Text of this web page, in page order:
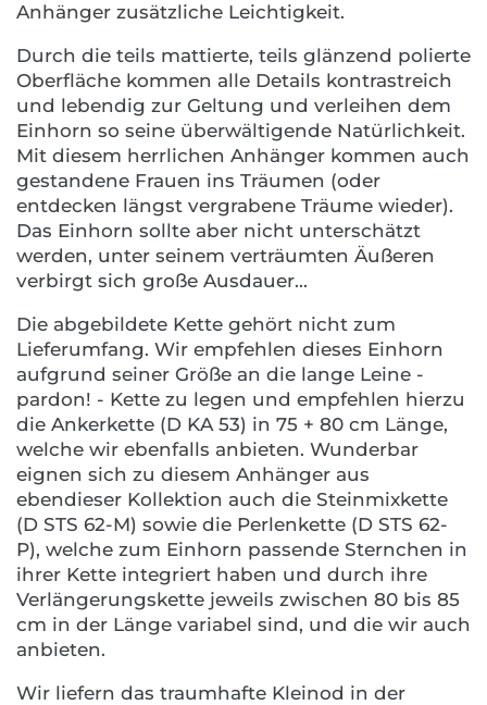
Anhänger zusätzliche Leichtigkeit.
Durch die teils mattierte, teils glänzend polierte
Oberfläche kommen alle Details kontrastreich
und lebendig zur Geltung und verleihen dem
Einhorn so seine überwältigende Natürlichkeit.
Mit diesem herrlichen Anhänger kommen auch
gestandene Frauen ins Träumen (oder
entdecken längst vergrabene Träume wieder).
Das Einhorn sollte aber nicht unterschätzt
werden, unter seinem verträumten Äußeren
verbirgt sich große Ausdauer...
Die abgebildete Kette gehört nicht zum
Lieferumfang. Wir empfehlen dieses Einhorn
aufgrund seiner Größe an die lange Leine -
pardon! - Kette zu legen und empfehlen hierzu
die Ankerkette (D KA 53) in 75 + 80 cm Länge,
welche wir ebenfalls anbieten. Wunderbar
eignen sich zu diesem Anhänger aus
ebendieser Kollektion auch die Steinmixkette
(D STS 62-M) sowie die Perlenkette (D STS 62-
P), welche zum Einhorn passende Sternchen in
ihrer Kette integriert haben und durch ihre
Verlängerungskette jeweils zwischen 80 bis 85
cm in der Länge variabel sind, und die wir auch
anbieten.
Wir liefern das traumhafte Kleinod in der